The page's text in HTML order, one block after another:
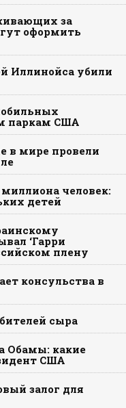
за
оформить
Иллинойса убили
паркам США
в мире провели
человек:
детей
‘Гарри
плену
консульства в
сыра
Обамы: какие
США
залог для